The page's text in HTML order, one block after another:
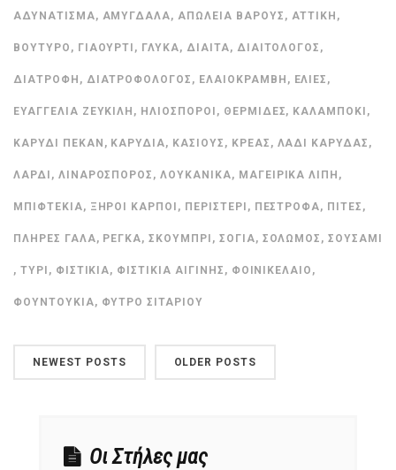
ΑΔΥΝΆΤΙΣΜΑ, ΑΜΎΓΔΑΛΑ, ΑΠΏΛΕΙΑ ΒΆΡΟΥΣ , ΑΤΤΙΚΉ ,
ΒΟΎΤΥΡΟ , ΓΙΑΟΎΡΤΙ , ΓΛΥΚΆ, ΔΊΑΙΤΑ, ΔΙΑΙΤΟΛΌΓΟΣ ,
ΔΙΑΤΡΟΦΉ , ΔΙΑΤΡΟΦΟΛΌΓΟΣ , ΕΛΑΙΟΚΡΆΜΒΗ , ΕΛΙΈΣ ,
ΕΥΑΓΓΕΛΊΑ ΖΕΥΚΙΛΉ , ΗΛΙΌΣΠΟΡΟΙ , ΘΕΡΜΊΔΕΣ, ΚΑΛΑΜΠΌΚΙ ,
ΚΑΡΎΔΙ ΠΕΚΆΝ , ΚΑΡΎΔΙΑ, ΚΆΣΙΟΥΣ , ΚΡΈΑΣ , ΛΆΔΙ ΚΑΡΎΔΑΣ ,
ΛΑΡΔΊ , ΛΙΝΑΡΌΣΠΟΡΟΣ ,ΛΟΥΚΆΝΙΚΑ, ΜΑΓΕΙΡΙΚΆ ΛΊΠΗ ,
ΜΠΙΦΤΈΚΙΑ, ΞΗΡΟΊ ΚΑΡΠΟΊ , ΠΕΡΙΣΤΈΡΙ , ΠΈΣΤΡΟΦΑ, ΠΊΤΕΣ ,
ΠΛΉΡΕΣ ΓΆΛΑ, ΡΈΓΚΑ,ΣΚΟΥΜΠΡΊ , ΣΌΓΙΑ, ΣΟΛΩΜΌΣ ,ΣΟΥΣΆΜΙ
, ΤΥΡΊ , ΦΙΣΤΊΚΙΑ, ΦΙΣΤΊΚΙΑ ΑΙΓΊΝΗΣ , ΦΟΙΝΙΚΈΛΑΙΟ ,
ΦΟΥΝΤΟΎΚΙΑ, ΦΎΤΡΟ ΣΙΤΑΡΙΟΎ
NEWEST POSTS OLDER POSTS
Οι Στήλες μας